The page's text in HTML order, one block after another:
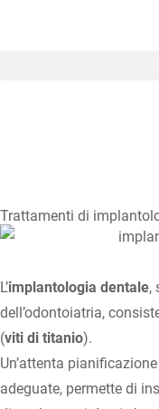
Trattamenti di
L’implantologia dentale,
dell’odontoiatria,
(viti di titanio).
Un’attenta
adeguate, permette di